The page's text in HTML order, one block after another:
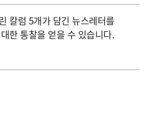
칼럼 5개가 담긴 뉴스레터를
한 통찰을 얻을 수 있습니다.